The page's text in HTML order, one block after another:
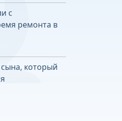
с
ремонта в
который